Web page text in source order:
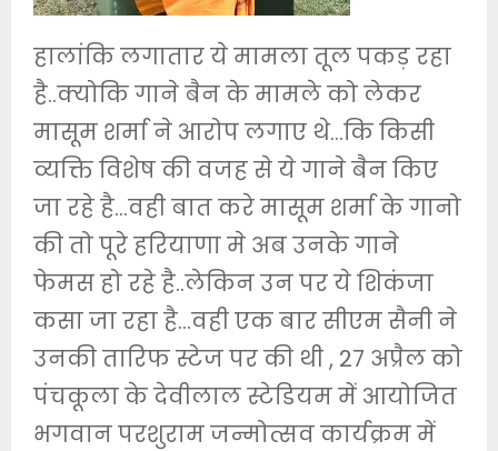
हालांकि लगातार ये मामला तूल पकड़ रहा
है..क्योकि गाने बैन के मामले को लेकर
मासूम शर्मा ने आरोप लगाए थे…कि किसी
व्यक्ति विशेष की वजह से ये गाने बैन किए
जा रहे है…वही बात करे मासूम शर्मा के गानो
की तो पूरे हरियाणा मे अब उनके गाने
फेमस हो रहे है..लेकिन उन पर ये शिकंजा
कसा जा रहा है…वही एक बार सीएम सैनी ने
उनकी तारिफ स्टेज पर की थी , 27 अप्रैल को
पंचकूला के देवीलाल स्टेडियम में आयोजित
भगवान परशुराम जन्मोत्सव कार्यक्रम में